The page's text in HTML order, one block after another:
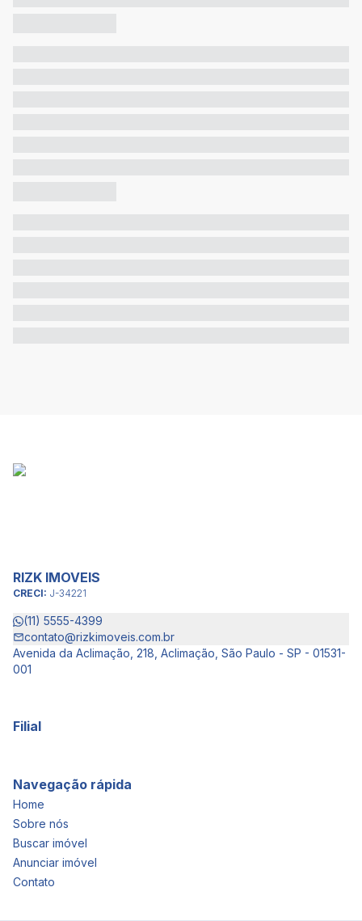
RIZK IMOVEIS
CRECI: J-34221
(11) 5555-4399
contato@rizkimoveis.com.br
Avenida da Aclimação, 218, Aclimação, São Paulo - SP - 01531-
001
Filial
Navegação rápida
Home
Sobre nós
Buscar imóvel
Anunciar imóvel
Contato